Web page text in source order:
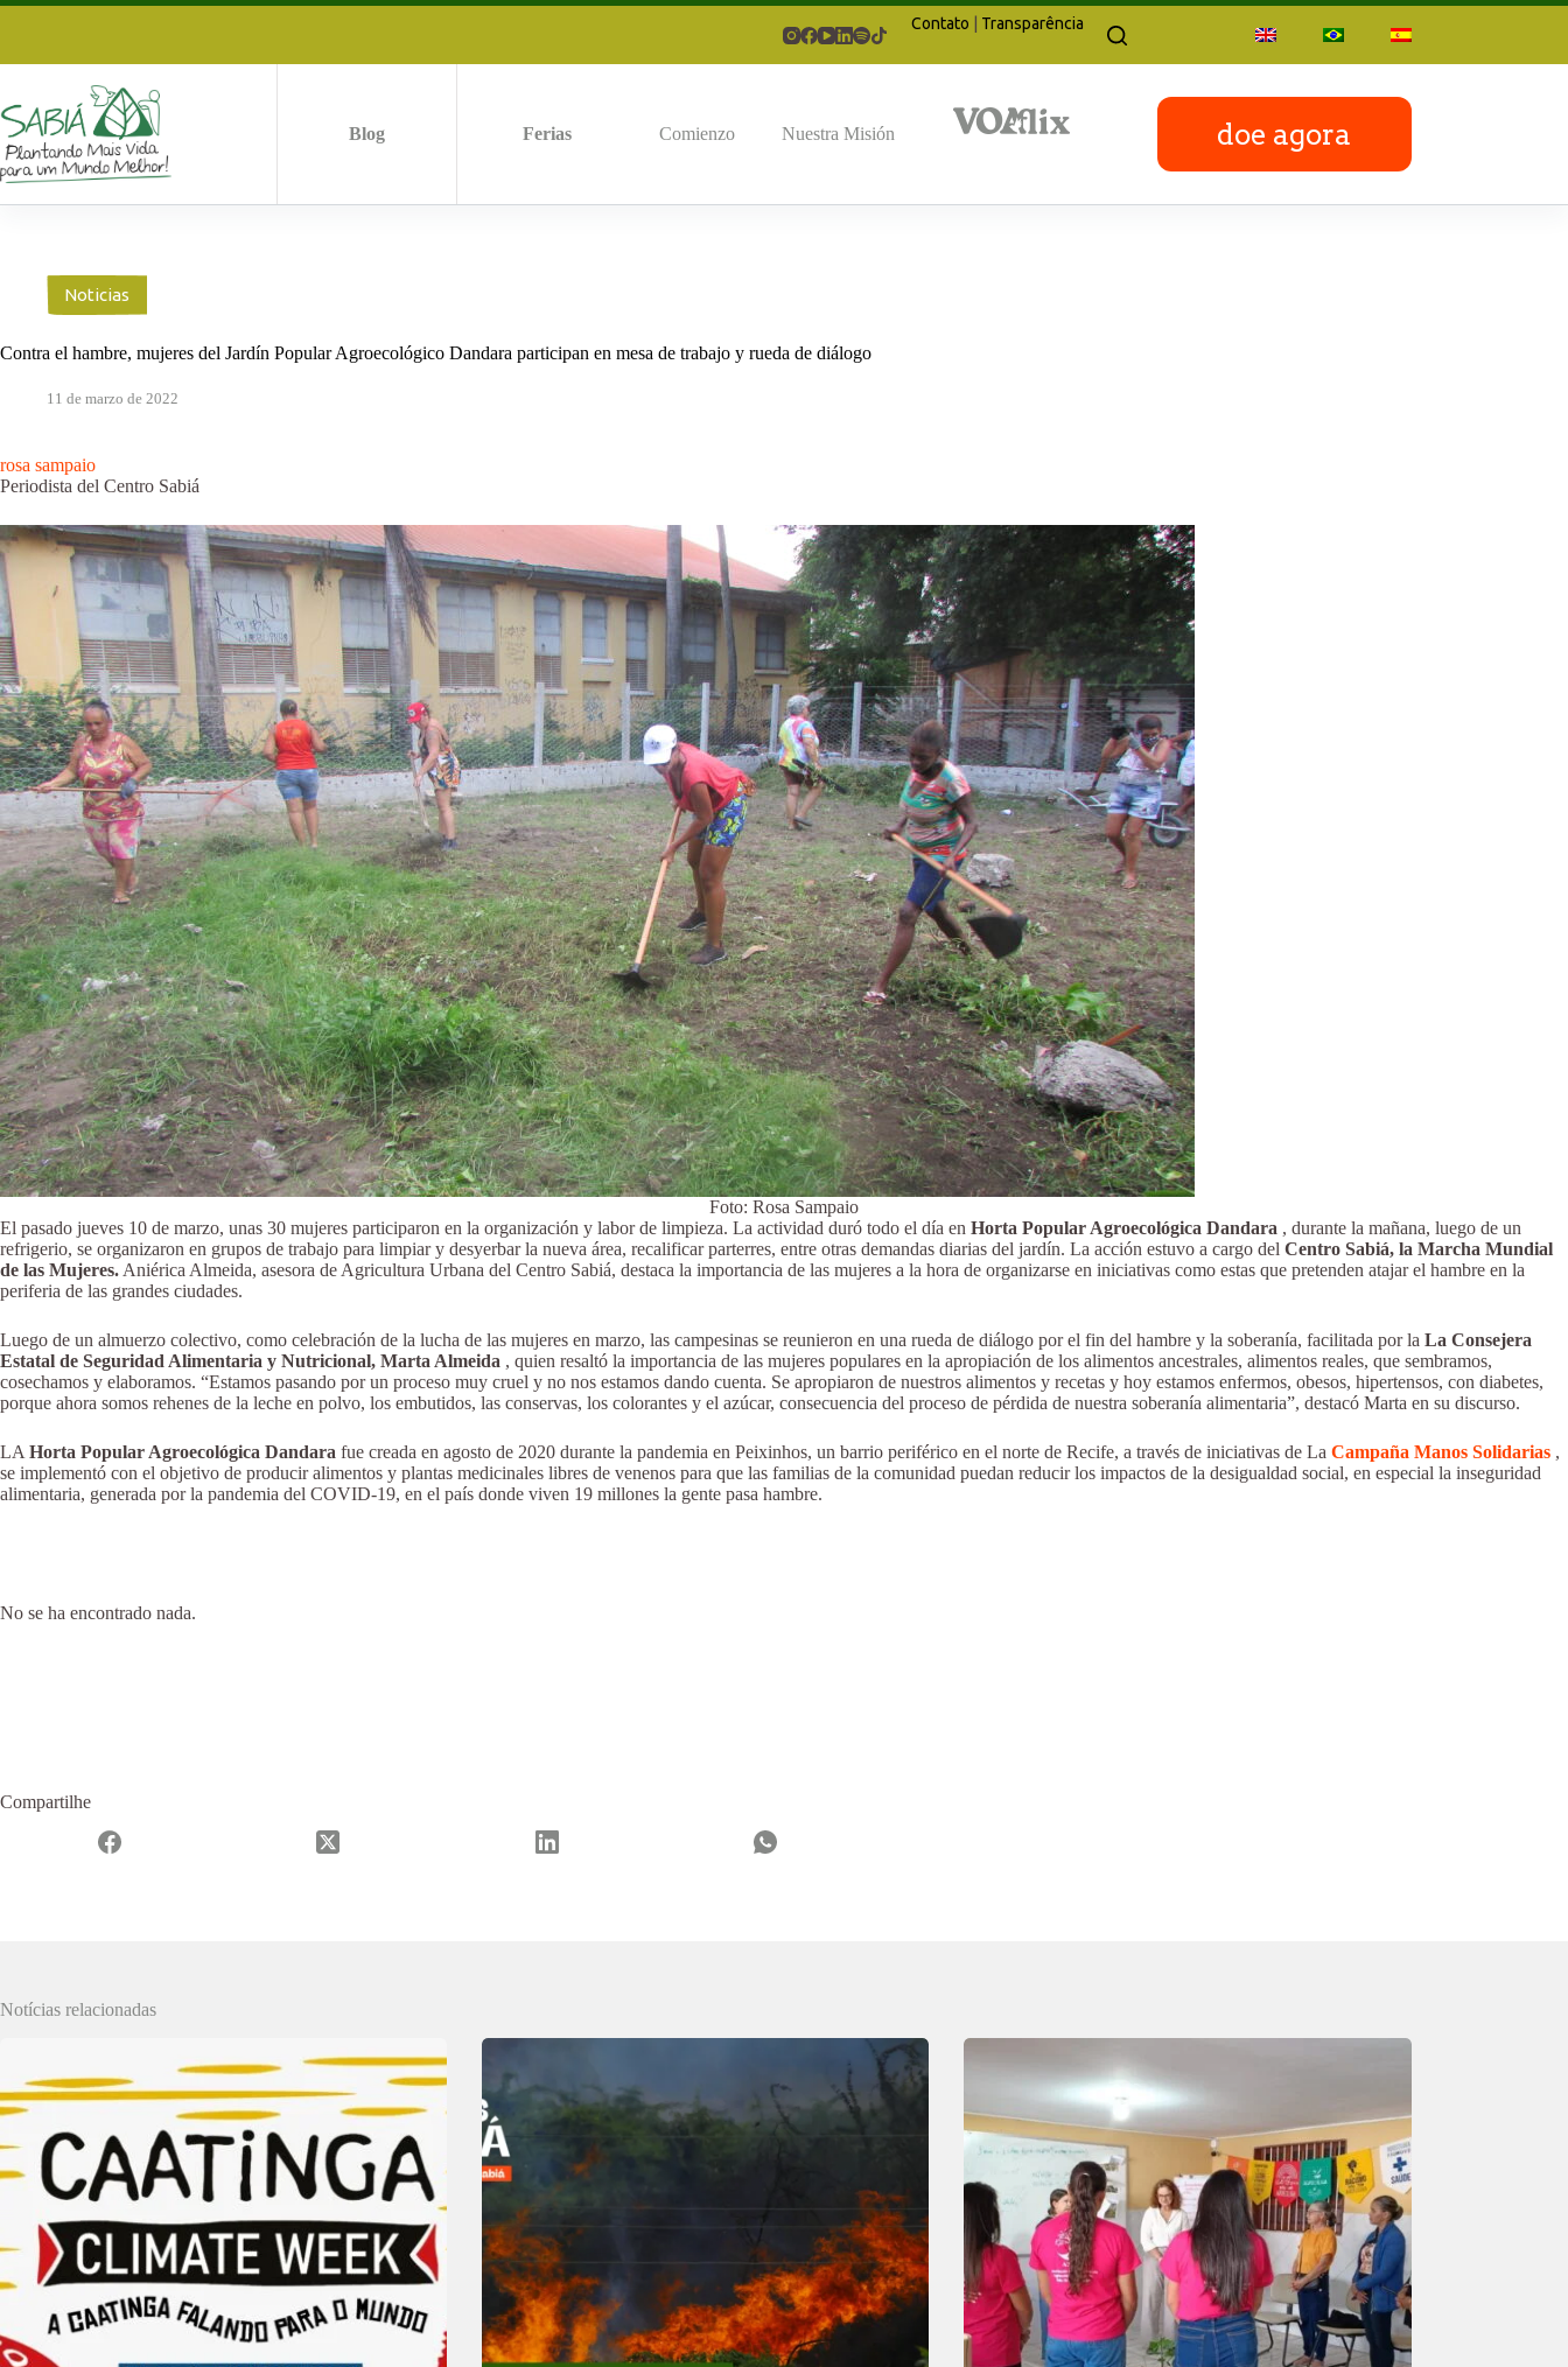
Saltar
Contato | Transparência
Blog Ferias Comienzo Nuestra Misión doe agora
Noticias
Contra el hambre, mujeres del Jardín Popular Agroecológico Dandara participan en mesa de trabajo y rueda de diálogo
11 de marzo de 2022
rosa sampaio
Periodista del Centro Sabiá
Foto: Rosa Sampaio
El pasado jueves 10 de marzo, unas 30 mujeres participaron en la organización y labor de limpieza. La actividad duró todo el día en Horta Popular Agroecológica Dandara , durante la mañana, luego de un
refrigerio, se organizaron en grupos de trabajo para limpiar y desyerbar la nueva área, recalificar parterres, entre otras demandas diarias del jardín. La acción estuvo a cargo del Centro Sabiá, la Marcha Mundial
de las Mujeres. Aniérica Almeida, asesora de Agricultura Urbana del Centro Sabiá, destaca la importancia de las mujeres a la hora de organizarse en iniciativas como estas que pretenden atajar el hambre en la
periferia de las grandes ciudades.
Luego de un almuerzo colectivo, como celebración de la lucha de las mujeres en marzo, las campesinas se reunieron en una rueda de diálogo por el fin del hambre y la soberanía, facilitada por la La Consejera
Estatal de Seguridad Alimentaria y Nutricional, Marta Almeida , quien resaltó la importancia de las mujeres populares en la apropiación de los alimentos ancestrales, alimentos reales, que sembramos,
cosechamos y elaboramos. “Estamos pasando por un proceso muy cruel y no nos estamos dando cuenta. Se apropiaron de nuestros alimentos y recetas y hoy estamos enfermos, obesos, hipertensos, con diabetes,
porque ahora somos rehenes de la leche en polvo, los embutidos, las conservas, los colorantes y el azúcar, consecuencia del proceso de pérdida de nuestra soberanía alimentaria”, destacó Marta en su discurso.
LA Horta Popular Agroecológica Dandara fue creada en agosto de 2020 durante la pandemia en Peixinhos, un barrio periférico en el norte de Recife, a través de iniciativas de La Campaña Manos Solidarias ,
se implementó con el objetivo de producir alimentos y plantas medicinales libres de venenos para que las familias de la comunidad puedan reducir los impactos de la desigualdad social, en especial la inseguridad
alimentaria, generada por la pandemia del COVID-19, en el país donde viven 19 millones la gente pasa hambre.
No se ha encontrado nada.
Compartilhe
Notícias relacionadas